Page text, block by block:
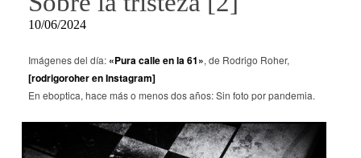
10/06/2024
Imágenes del día: «Pura calle en la 61», de Rodrigo Roher,
[rodrigoroher en Instagram]
En eboptica, hace más o menos dos años: Sin foto por pandemia.